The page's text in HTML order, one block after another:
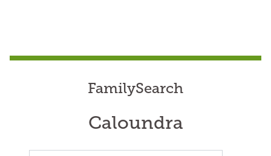
FamilySearch
Caloundra